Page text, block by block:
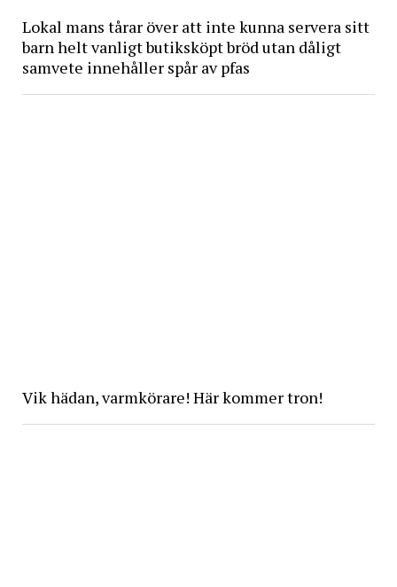
Lokal mans tårar över att inte kunna servera sitt
barn helt vanligt butiksköpt bröd utan dåligt
samvete innehåller spår av pfas
Vik hädan, varmkörare! Här kommer tron!